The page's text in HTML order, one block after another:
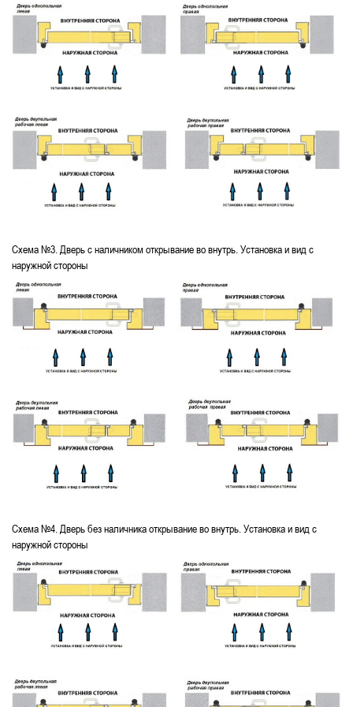
Схема №3. Дверь с наличником открывание во внутрь. Установка и вид с
наружной стороны
Схема №4. Дверь без наличника открывание во внутрь. Установка и вид с
наружной стороны